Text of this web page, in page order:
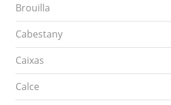
Brouilla
Cabestany
Caixas
Calce